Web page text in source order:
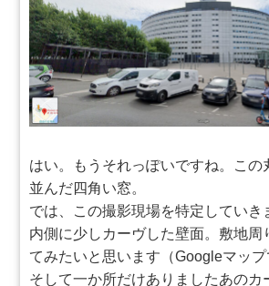
はい。もうそれっぽいですね。この
並んだ四角い窓。
では、この撮影現場を特定していき
内側に少しカーヴした壁面。敷地周
てみたいと思います（Googleマップ
そして一か所だけありましたあのカ